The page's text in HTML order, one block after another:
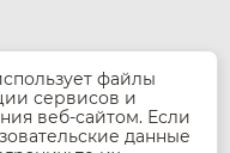
файлы
сервисов и
веб-сайтом. Если
данные
и данных проекта
pandemis.fom.ru